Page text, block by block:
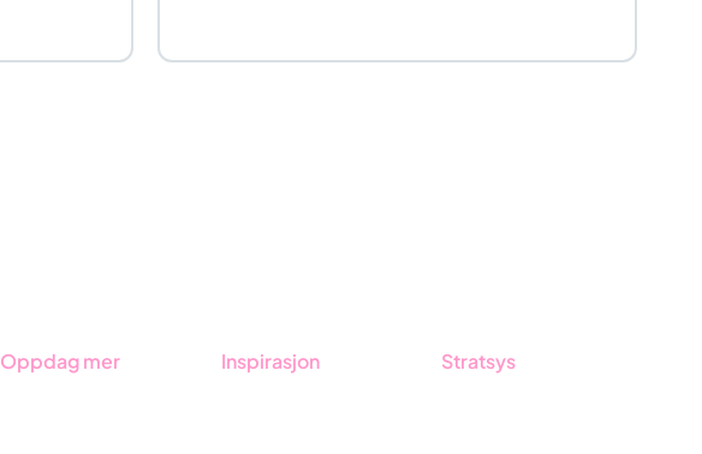
Oppdag mer Inspirasjon Stratsys